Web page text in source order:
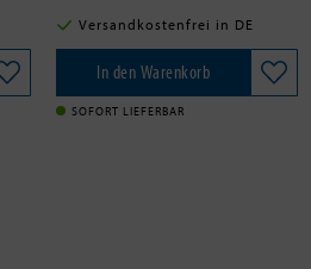
Versandkostenfrei in DE
In den Warenkorb
SOFORT LIEFERBAR